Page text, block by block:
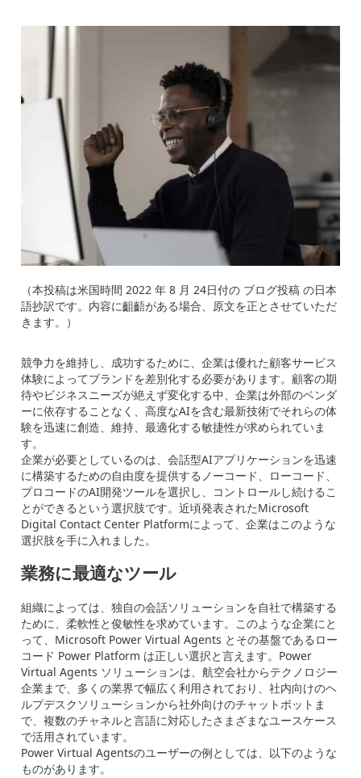
（本投稿は米国時間 2022 年 8 月 24日付の ブログ投稿 の日本
語抄訳です。内容に齟齬がある場合、原文を正とさせていただ
きます。）
競争力を維持し、成功するために、企業は優れた顧客サービス
体験によってブランドを差別化する必要があります。顧客の期
待やビジネスニーズが絶えず変化する中、企業は外部のベンダ
ーに依存することなく、高度なAIを含む最新技術でそれらの体
験を迅速に創造、維持、最適化する敏捷性が求められていま
す。
企業が必要としているのは、会話型AIアプリケーションを迅速
に構築するための自由度を提供するノーコード、ローコード、
プロコードのAI開発ツールを選択し、コントロールし続けるこ
とができるという選択肢です。近頃発表されたMicrosoft
Digital Contact Center Platformによって、企業はこのような
選択肢を手に入れました。
業務に最適なツール
組織によっては、独自の会話ソリューションを自社で構築する
ために、柔軟性と俊敏性を求めています。このような企業にと
って、Microsoft Power Virtual Agents とその基盤であるロー
コード Power Platform は正しい選択と言えます。Power
Virtual Agents ソリューションは、航空会社からテクノロジー
企業まで、多くの業界で幅広く利用されており、社内向けのヘ
ルプデスクソリューションから社外向けのチャットボットま
で、複数のチャネルと言語に対応したさまざまなユースケース
で活用されています。
Power Virtual Agentsのユーザーの例としては、以下のような
ものがあります。